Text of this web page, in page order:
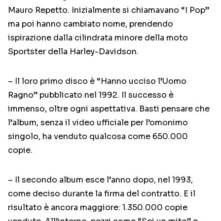
Mauro Repetto. Inizialmente si chiamavano “I Pop”
ma poi hanno cambiato nome, prendendo
ispirazione dalla cilindrata minore della moto
Sportster della Harley-Davidson.
– Il loro primo disco è “Hanno ucciso l’Uomo
Ragno” pubblicato nel 1992. Il successo è
immenso, oltre ogni aspettativa. Basti pensare che
l’album, senza il video ufficiale per l’omonimo
singolo, ha venduto qualcosa come 650.000
copie.
– Il secondo album esce l’anno dopo, nel 1993,
come deciso durante la firma del contratto. E il
risultato è ancora maggiore: 1.350.000 copie